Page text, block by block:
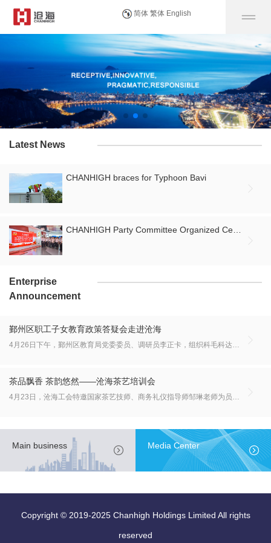
简体 繁体 English
Latest News
CHANHIGH braces for Typhoon Bavi
Enterprise
Announcement
鄞州区职工子女教育政策答疑会走进沧海
4月26日下午，鄞州区教育局党委委员、调研员李正卡，组织科毛科达走进沧海，与沧海员工面对面交流，为大家解读2019年鄞州区中小学（幼儿园）招生工作政策，并就大家提出的有关学区划分、户口要求、新校区规划等问题进行了现场解答。
茶品飘香 茶韵悠然——沧海茶艺培训会
4月23日，沧海工会特邀国家茶艺技师、商务礼仪指导师邹琳老师为员工讲解茶叶品性、培训用茶礼仪，旨在通过品味茶道艺术弘扬中国传统文化。
Main business  Media Center 
Copyright © 2019-2025 Chanhigh Holdings Limited All rights
reserved